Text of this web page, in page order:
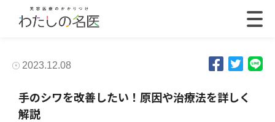
2023.12.08
手のシワを改善したい！原因や治療法を詳しく
解説